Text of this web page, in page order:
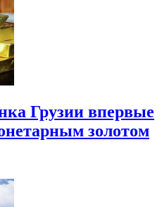
Грузии впервые
золотом